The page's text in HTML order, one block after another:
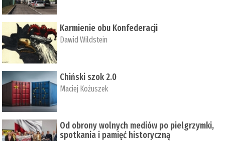
Karmienie obu Konfederacji
Dawid Wildstein
Chiński szok 2.0
Maciej Kożuszek
Od obrony wolnych mediów po pielgrzymki,
spotkania i pamięć historyczną